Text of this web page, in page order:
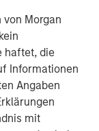
von Morgan
haftet, die
Informationen
Angaben
mit
steel ten
a
Breitenfeld’s
gas,
and
in